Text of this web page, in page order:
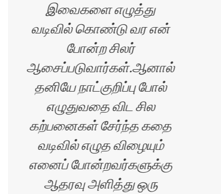
இவைகளை எழுத்து
வடிவில் கொண்டு வர என்
போன்ற சிலர்
ஆசைப்படுவார்கள்.ஆனால்
தனியே நாட்குறிப்பு போல்
எழுதுவதை விட சில
கற்பனைகள் சேர்ந்த கதை
வடிவில் எழுத விழையும்
எனைப் போன்றவர்களுக்கு
ஆதரவு அளித்து ஒரு